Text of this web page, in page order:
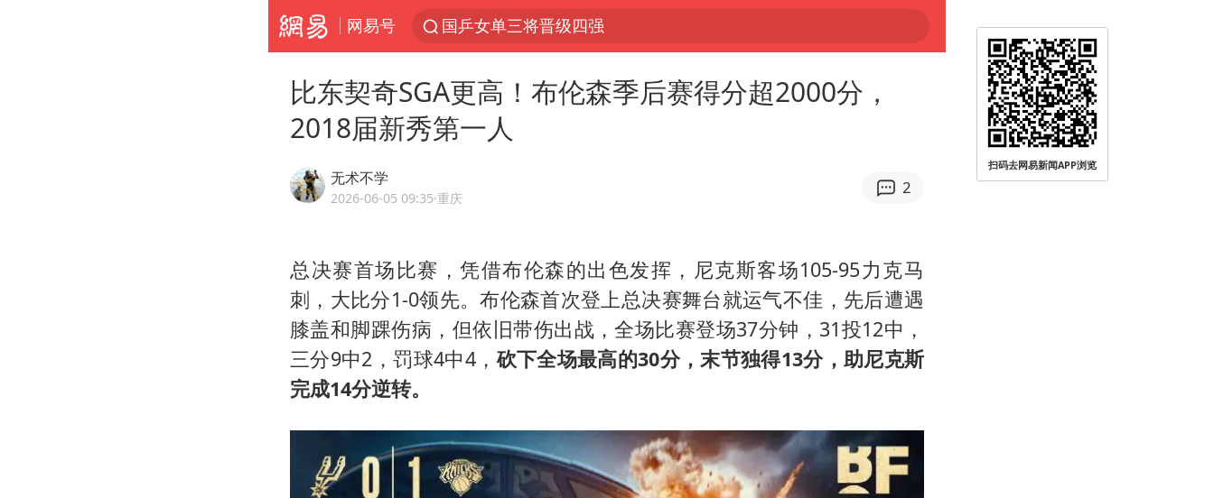
网易号
国乒女单三将晋级四强
马克·艾伦退出斯诺克中国公开赛
新疆优化调整景区内自驾服务费
夏日经济乘“热”而上 消费市场向“新”而行
白海豚将正面袭击贯穿浙江
央视新主播李秋莹孙亚鹏亮相
酒店回应车内过夜被收150元
黄金牛市回来了吗
杭州全市有序停课
商场现钱学森巨幅海报 负责人回应
比东契奇SGA更高！布伦森季后赛得分超2000分，
2018届新秀第一人
无术不学
2026-06-05 09:35·重庆
2
总决赛首场比赛，凭借布伦森的出色发挥，尼克斯客场105-95力克马
刺，大比分1-0领先。布伦森首次登上总决赛舞台就运气不佳，先后遭遇
膝盖和脚踝伤病，但依旧带伤出战，全场比赛登场37分钟，31投12中，
三分9中2，罚球4中4，砍下全场最高的30分，末节独得13分，助尼克斯
完成14分逆转。
扫码去网易新闻APP浏览